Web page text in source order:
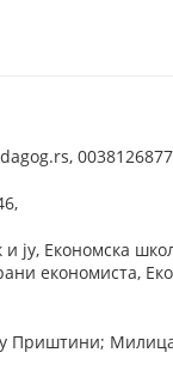
ју, Економска
економиста,
Приштини;